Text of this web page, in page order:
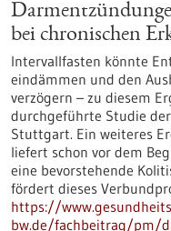
bei chronischen
Intervallfasten könnte
eindämmen und den
verzögern – zu diesem
durchgeführte Studie
Stuttgart. Ein weiteres
liefert schon vor dem
eine bevorstehende
fördert dieses
https://
bw.de/fachbeitrag/pm/